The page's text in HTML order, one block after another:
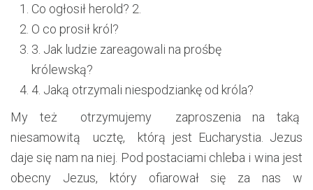
Co ogłosił herold? 2.
O co prosił król?
3. Jak ludzie zareagowali na prośbę
królewską?
4. Jaką otrzymali niespodziankę od króla?
My też otrzymujemy zaproszenia na taką
niesamowitą ucztę, którą jest Eucharystia. Jezus
daje się nam na niej. Pod postaciami chleba i wina jest
obecny Jezus, który ofiarował się za nas w